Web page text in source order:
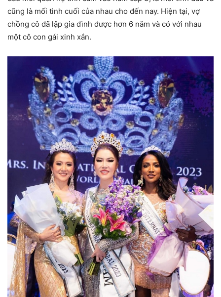
cũng là mối tình cuối của nhau cho đến nay. Hiện tại, vợ
chồng cô đã lập gia đình được hơn 6 năm và có với nhau
một cô con gái xinh xắn.